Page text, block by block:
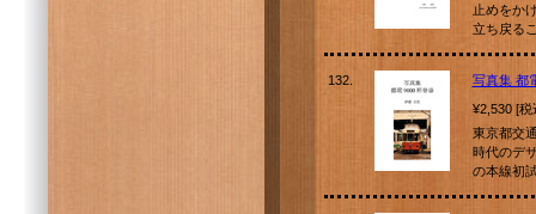
止めをか
立ち戻る
132.
写真集 都
¥2,530 [
東京都交
時代のデ
の本線初